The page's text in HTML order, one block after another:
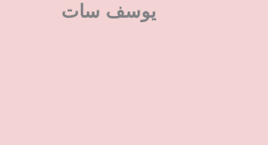
يوسف سات